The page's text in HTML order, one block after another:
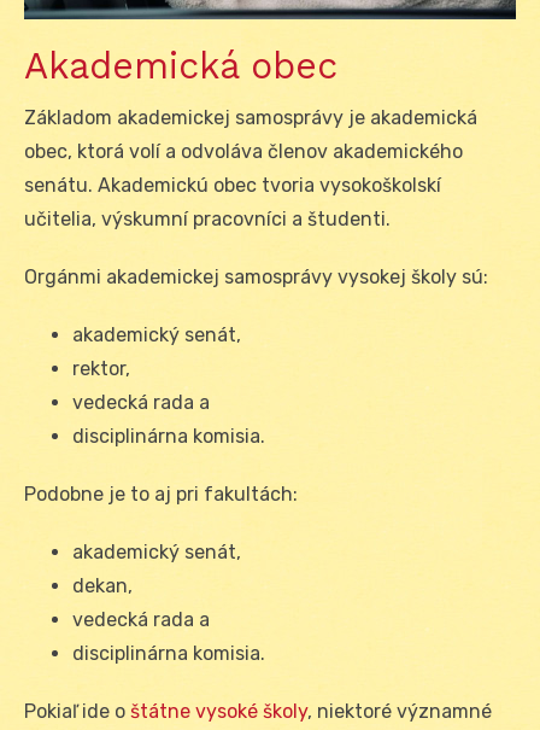
Akademická obec
Základom akademickej samosprávy je akademická
obec, ktorá volí a odvoláva členov akademického
senátu. Akademickú obec tvoria vysokoškolskí
učitelia, výskumní pracovníci a študenti.
Orgánmi akademickej samosprávy vysokej školy sú:
akademický senát,
rektor,
vedecká rada a
disciplinárna komisia.
Podobne je to aj pri fakultách:
akademický senát,
dekan,
vedecká rada a
disciplinárna komisia.
Pokiaľ ide o štátne vysoké školy, niektoré významné